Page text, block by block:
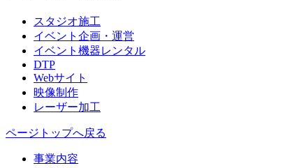
スタジオ施工
イベント企画・運営
イベント機器レンタル
DTP
Webサイト
映像制作
レーザー加工
ページトップへ戻る
事業内容